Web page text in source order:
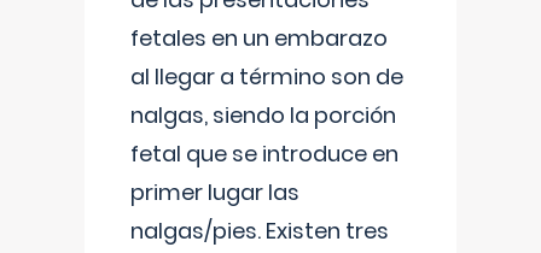
fetales en un embarazo
al llegar a término son de
nalgas, siendo la porción
fetal que se introduce en
primer lugar las
nalgas/pies. Existen tres